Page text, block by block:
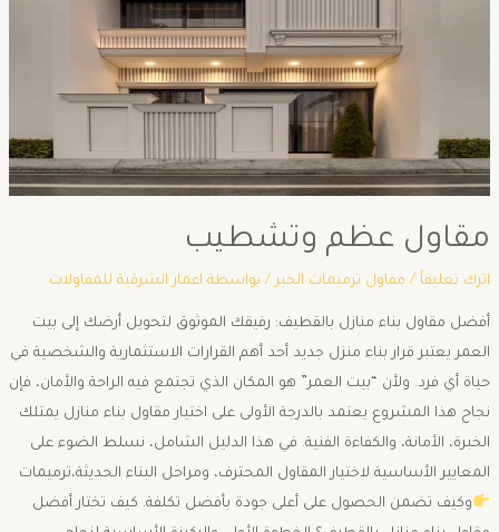
مقاول عظم وتشطيب
اترك تعليقاً / مقاول ترميمات الخبر / بواسطة اعمار الشرقية للمقاولات
أفضل مقاول بناء منازل بالقطيف: رفيقك الموثوق لتحويل أرضك إلى بيت
العمر ​يعتبر قرار بناء منزل جديد أحد أهم القرارات الاستثمارية والشخصية في
حياة أي فرد. ولأن “بيت العمر” هو المكان الذي تجتمع فيه الراحة والأمان، فإن
نجاح هذا المشروع يعتمد بالدرجة الأولى على اختيار مقاول بناء منازل يمتلك
الخبرة، الأمانة، والكفاءة الفنية. ​في هذا الدليل الشامل، نسلط الضوء على
المعايير الأساسية لاختيار المقاول المحترف، ومراحل البناء الحديثة،ترميمات
وكيف تضمن الحصول على أعلى جودة بأفضل تكلفة. ​كيف تختار أفضل